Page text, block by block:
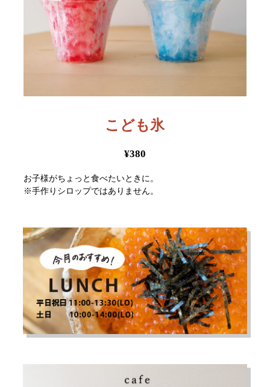
こども氷
¥380
お子様がちょっと食べたいときに。
※手作りシロップではありません。